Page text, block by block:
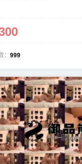
： 999